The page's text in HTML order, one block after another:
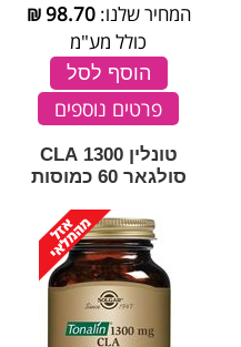
המחיר שלנו:98.70
₪
כולל מע"מ
הוסף לסל
פרטים נוספים
טונלין 1300 CLA
סולגאר 60 כמוסות